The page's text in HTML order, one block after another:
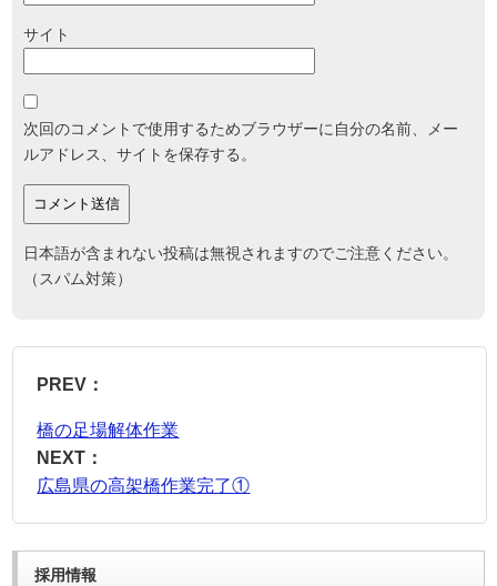
サイト
次回のコメントで使用するためブラウザーに自分の名前、メー
ルアドレス、サイトを保存する。
日本語が含まれない投稿は無視されますのでご注意ください。
（スパム対策）
PREV：
橋の足場解体作業
NEXT：
広島県の高架橋作業完了①
採用情報